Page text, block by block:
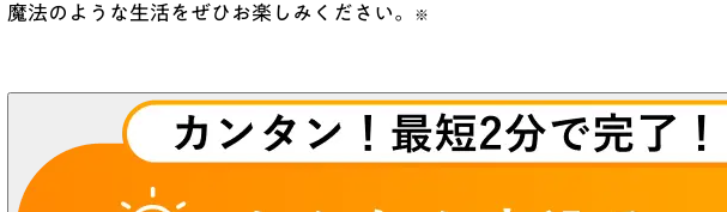
魔法のような生活をぜひお楽しみください。
※